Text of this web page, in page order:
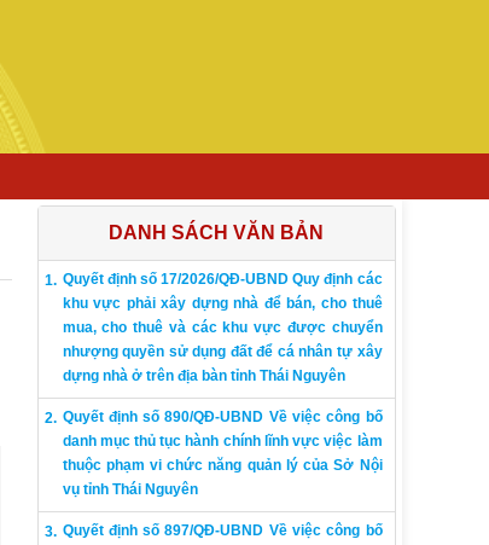
DANH SÁCH VĂN BẢN
Quyết định số 17/2026/QĐ-UBND Quy định các
khu vực phải xây dựng nhà để bán, cho thuê
mua, cho thuê và các khu vực được chuyển
nhượng quyền sử dụng đất để cá nhân tự xây
dựng nhà ở trên địa bàn tỉnh Thái Nguyên
Quyết định số 890/QĐ-UBND Về việc công bố
danh mục thủ tục hành chính lĩnh vực việc làm
thuộc phạm vi chức năng quản lý của Sở Nội
vụ tỉnh Thái Nguyên
Quyết định số 897/QĐ-UBND Về việc công bố